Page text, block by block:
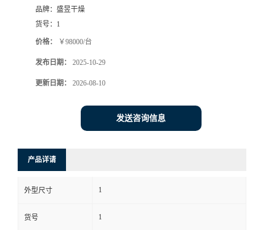
品牌： 盛昱干燥
货号： 1
价格： ￥98000/台
发布日期： 2025-10-29
更新日期： 2026-08-10
发送咨询信息
产品详请
外型尺寸 1
货号 1